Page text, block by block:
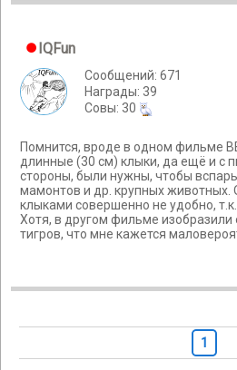
IQFun
Сообщений: 671
Награды: 39
Cовы: 30
Помнится, вроде в одном фильме
длинные (30 см) клыки, да ещё и с
стороны, были нужны, чтобы
мамонтов и др. крупных животных.
клыками совершенно не удобно,
Хотя, в другом фильме изобразили
тигров, что мне кажется
1